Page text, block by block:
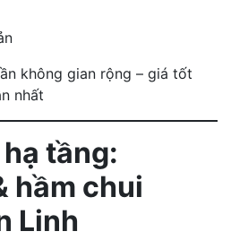
không gian rộng – giá tốt
nhất
tầng:
hầm chui
Linh